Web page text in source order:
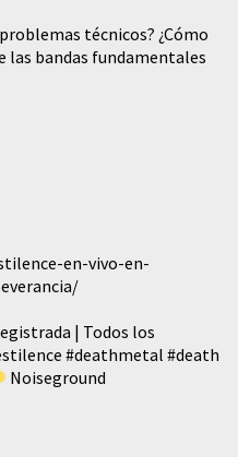
técnicos? ¿Cómo
las bandas fundamentales
en-vivo-en-
| Todos los
#deathmetal #death
Noiseground